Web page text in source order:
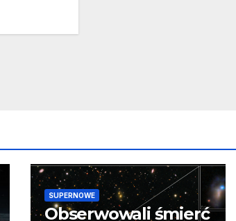
SUPERNOWE
Obserwowali śmierć